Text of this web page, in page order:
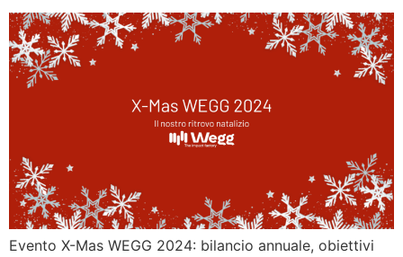
Evento X-Mas WEGG 2024: bilancio annuale, obiettivi